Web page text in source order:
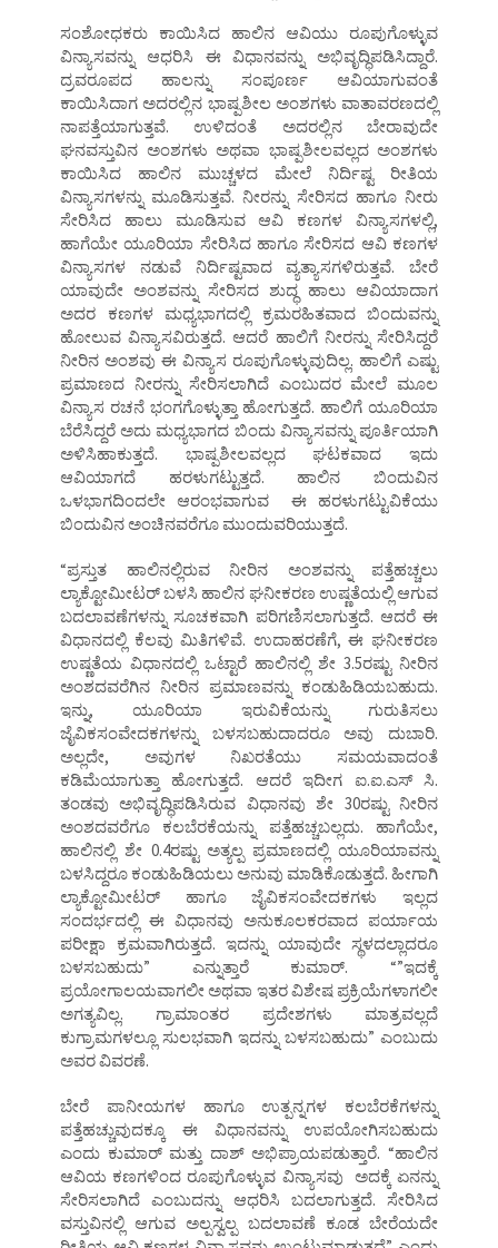
ಸಂಶೋಧಕರು ಕಾಯಿಸಿದ ಹಾಲಿನ ಆವಿಯು ರೂಪುಗೊಳ್ಳುವ
ವಿನ್ಯಾಸವನ್ನು ಆಧರಿಸಿ ಈ ವಿಧಾನವನ್ನು ಅಭಿವೃದ್ಧಿಪಡಿಸಿದ್ದಾರೆ.
ದ್ರವರೂಪದ ಹಾಲನ್ನು ಸಂಪೂರ್ಣ ಆವಿಯಾಗುವಂತೆ
ಕಾಯಿಸಿದಾಗ ಅದರಲ್ಲಿನ ಭಾಷ್ಪಶೀಲ ಅಂಶಗಳು ವಾತಾವರಣದಲ್ಲಿ
ನಾಪತ್ತೆಯಾಗುತ್ತವೆ. ಉಳಿದಂತೆ ಅದರಲ್ಲಿನ ಬೇರಾವುದೇ
ಘನವಸ್ತುವಿನ ಅಂಶಗಳು ಅಥವಾ ಭಾಷ್ಪಶೀಲವಲ್ಲದ ಅಂಶಗಳು
ಕಾಯಿಸಿದ ಹಾಲಿನ ಮುಚ್ಚಳದ ಮೇಲೆ ನಿರ್ದಿಷ್ಟ ರೀತಿಯ
ವಿನ್ಯಾಸಗಳನ್ನು ಮೂಡಿಸುತ್ತವೆ. ನೀರನ್ನು ಸೇರಿಸದ ಹಾಗೂ ನೀರು
ಸೇರಿಸಿದ ಹಾಲು ಮೂಡಿಸುವ ಆವಿ ಕಣಗಳ ವಿನ್ಯಾಸಗಳಲ್ಲಿ,
ಹಾಗೆಯೇ ಯೂರಿಯಾ ಸೇರಿಸಿದ ಹಾಗೂ ಸೇರಿಸದ ಆವಿ ಕಣಗಳ
ವಿನ್ಯಾಸಗಳ ನಡುವೆ ನಿರ್ದಿಷ್ಟವಾದ ವ್ಯತ್ಯಾಸಗಳಿರುತ್ತವೆ. ಬೇರೆ
ಯಾವುದೇ ಅಂಶವನ್ನು ಸೇರಿಸದ ಶುದ್ಧ ಹಾಲು ಆವಿಯಾದಾಗ
ಅದರ ಕಣಗಳ ಮಧ್ಯಭಾಗದಲ್ಲಿ ಕ್ರಮರಹಿತವಾದ ಬಿಂದುವನ್ನು
ಹೋಲುವ ವಿನ್ಯಾಸವಿರುತ್ತದೆ. ಆದರೆ ಹಾಲಿಗೆ ನೀರನ್ನು ಸೇರಿಸಿದ್ದರೆ
ನೀರಿನ ಅಂಶವು ಈ ವಿನ್ಯಾಸ ರೂಪುಗೊಳ್ಳುವುದಿಲ್ಲ. ಹಾಲಿಗೆ ಎಷ್ಟು
ಪ್ರಮಾಣದ ನೀರನ್ನು ಸೇರಿಸಲಾಗಿದೆ ಎಂಬುದರ ಮೇಲೆ ಮೂಲ
ವಿನ್ಯಾಸ ರಚನೆ ಭಂಗಗೊಳ್ಳುತ್ತಾ ಹೋಗುತ್ತದೆ. ಹಾಲಿಗೆ ಯೂರಿಯಾ
ಬೆರೆಸಿದ್ದರೆ ಅದು ಮಧ್ಯಭಾಗದ ಬಿಂದು ವಿನ್ಯಾಸವನ್ನು ಪೂರ್ತಿಯಾಗಿ
ಅಳಿಸಿಹಾಕುತ್ತದೆ. ಭಾಷ್ಪಶೀಲವಲ್ಲದ ಘಟಕವಾದ ಇದು
ಆವಿಯಾಗದೆ ಹರಳುಗಟ್ಟುತ್ತದೆ. ಹಾಲಿನ ಬಿಂದುವಿನ
ಒಳಭಾಗದಿಂದಲೇ ಆರಂಭವಾಗುವ ಈ ಹರಳುಗಟ್ಟುವಿಕೆಯು
ಬಿಂದುವಿನ ಅಂಚಿನವರೆಗೂ ಮುಂದುವರಿಯುತ್ತದೆ.
“ಪ್ರಸ್ತುತ ಹಾಲಿನಲ್ಲಿರುವ ನೀರಿನ ಅಂಶವನ್ನು ಪತ್ತೆಹಚ್ಚಲು
ಲ್ಯಾಕ್ಟೋಮೀಟರ್ ಬಳಸಿ ಹಾಲಿನ ಘನೀಕರಣ ಉಷ್ಣತೆಯಲ್ಲಿ ಆಗುವ
ಬದಲಾವಣೆಗಳನ್ನು ಸೂಚಕವಾಗಿ ಪರಿಗಣಿಸಲಾಗುತ್ತದೆ. ಆದರೆ ಈ
ವಿಧಾನದಲ್ಲಿ ಕೆಲವು ಮಿತಿಗಳಿವೆ. ಉದಾಹರಣೆಗೆ, ಈ ಘನೀಕರಣ
ಉಷ್ಣತೆಯ ವಿಧಾನದಲ್ಲಿ ಒಟ್ಟಾರೆ ಹಾಲಿನಲ್ಲಿ ಶೇ 3.5ರಷ್ಟು ನೀರಿನ
ಅಂಶದವರೆಗಿನ ನೀರಿನ ಪ್ರಮಾಣವನ್ನು ಕಂಡುಹಿಡಿಯಬಹುದು.
ಇನ್ನು, ಯೂರಿಯಾ ಇರುವಿಕೆಯನ್ನು ಗುರುತಿಸಲು
ಜೈವಿಕಸಂವೇದಕಗಳನ್ನು ಬಳಸಬಹುದಾದರೂ ಅವು ದುಬಾರಿ.
ಅಲ್ಲದೇ, ಅವುಗಳ ನಿಖರತೆಯು ಸಮಯವಾದಂತೆ
ಕಡಿಮೆಯಾಗುತ್ತಾ ಹೋಗುತ್ತದೆ. ಆದರೆ ಇದೀಗ ಐ.ಐ.ಎಸ್ ಸಿ.
ತಂಡವು ಅಭಿವೃದ್ಧಿಪಡಿಸಿರುವ ವಿಧಾನವು ಶೇ 30ರಷ್ಟು ನೀರಿನ
ಅಂಶದವರೆಗೂ ಕಲಬೆರಕೆಯನ್ನು ಪತ್ತೆಹಚ್ಚಬಲ್ಲದು. ಹಾಗೆಯೇ,
ಹಾಲಿನಲ್ಲಿ ಶೇ 0.4ರಷ್ಟು ಅತ್ಯಲ್ಪ ಪ್ರಮಾಣದಲ್ಲಿ ಯೂರಿಯಾವನ್ನು
ಬಳಸಿದ್ದರೂ ಕಂಡುಹಿಡಿಯಲು ಅನುವು ಮಾಡಿಕೊಡುತ್ತದೆ. ಹೀಗಾಗಿ
ಲ್ಯಾಕ್ಟೋಮೀಟರ್ ಹಾಗೂ ಜೈವಿಕಸಂವೇದಕಗಳು ಇಲ್ಲದ
ಸಂದರ್ಭದಲ್ಲಿ ಈ ವಿಧಾನವು ಅನುಕೂಲಕರವಾದ ಪರ್ಯಾಯ
ಪರೀಕ್ಷಾ ಕ್ರಮವಾಗಿರುತ್ತದೆ. ಇದನ್ನು ಯಾವುದೇ ಸ್ಥಳದಲ್ಲಾದರೂ
ಬಳಸಬಹುದು” ಎನ್ನುತ್ತಾರೆ ಕುಮಾರ್. “”ಇದಕ್ಕೆ
ಪ್ರಯೋಗಾಲಯವಾಗಲೀ ಅಥವಾ ಇತರ ವಿಶೇಷ ಪ್ರಕ್ರಿಯೆಗಳಾಗಲೀ
ಅಗತ್ಯವಿಲ್ಲ. ಗ್ರಾಮಾಂತರ ಪ್ರದೇಶಗಳು ಮಾತ್ರವಲ್ಲದೆ
ಕುಗ್ರಾಮಗಳಲ್ಲೂ ಸುಲಭವಾಗಿ ಇದನ್ನು ಬಳಸಬಹುದು” ಎಂಬುದು
ಅವರ ವಿವರಣೆ.
ಬೇರೆ ಪಾನೀಯಗಳ ಹಾಗೂ ಉತ್ಪನ್ನಗಳ ಕಲಬೆರಕೆಗಳನ್ನು
ಪತ್ತೆಹಚ್ಚುವುದಕ್ಕೂ ಈ ವಿಧಾನವನ್ನು ಉಪಯೋಗಿಸಬಹುದು
ಎಂದು ಕುಮಾರ್ ಮತ್ತು ದಾಶ್ ಅಭಿಪ್ರಾಯಪಡುತ್ತಾರೆ. “ಹಾಲಿನ
ಆವಿಯ ಕಣಗಳಿಂದ ರೂಪುಗೊಳ್ಳುವ ವಿನ್ಯಾಸವು ಅದಕ್ಕೆ ಏನನ್ನು
ಸೇರಿಸಲಾಗಿದೆ ಎಂಬುದನ್ನು ಆಧರಿಸಿ ಬದಲಾಗುತ್ತದೆ. ಸೇರಿಸಿದ
ವಸ್ತುವಿನಲ್ಲಿ ಆಗುವ ಅಲ್ಪಸ್ವಲ್ಪ ಬದಲಾವಣೆ ಕೂಡ ಬೇರೆಯದೇ